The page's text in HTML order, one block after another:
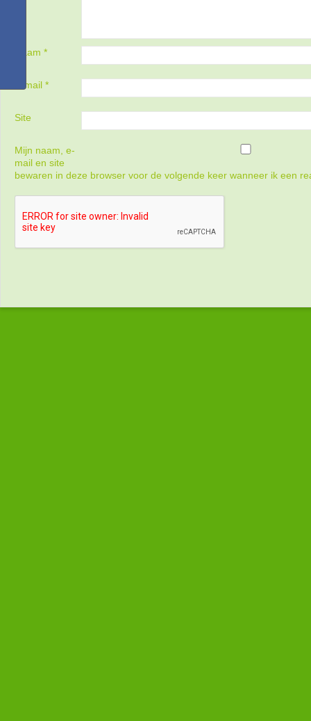
Naam *
E-mail *
Site
Mijn naam, e-
mail en site
bewaren in deze browser voor de volgende keer wanneer ik een